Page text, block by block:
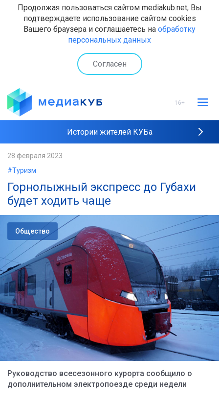
Продолжая пользоваться сайтом mediakub.net, Вы
подтверждаете использование сайтом cookies
Вашего браузера и соглашаетесь на обработку
персональных данных
Согласен
16+
Истории жителей КУБа
28 февраля 2023
#Туризм
Горнолыжный экспресс до Губахи
будет ходить чаще
Общество
Руководство всесезонного курорта сообщило о
дополнительном электропоезде среди недели